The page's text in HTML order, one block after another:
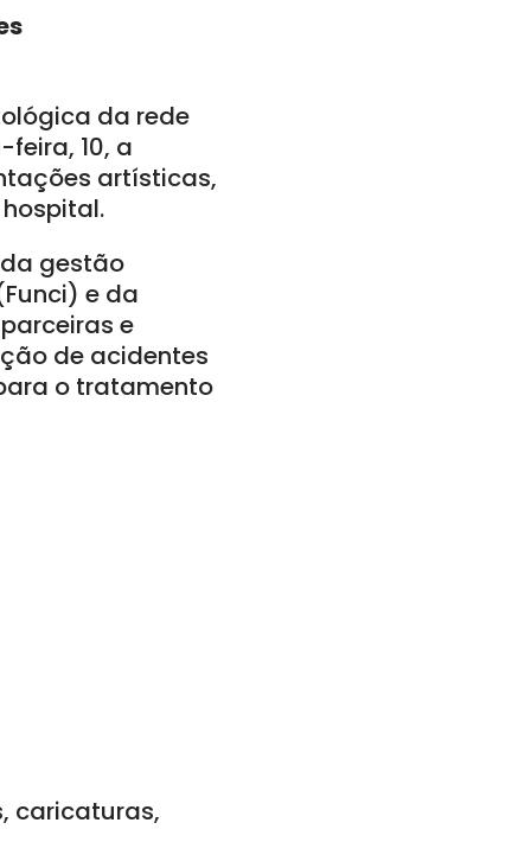
da rede
10, a
artísticas,
gestão
e da
e
de acidentes
o tratamento
caricaturas,